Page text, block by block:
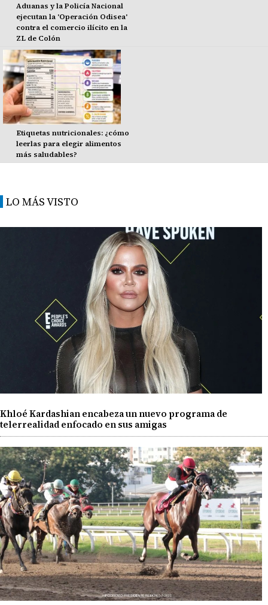
Aduanas y la Policía Nacional
ejecutan la 'Operación Odisea'
contra el comercio ilícito en la
ZL de Colón
Etiquetas nutricionales: ¿cómo
leerlas para elegir alimentos
más saludables?
LO MÁS VISTO
Khloé Kardashian encabeza un nuevo programa de
telerrealidad enfocado en sus amigas